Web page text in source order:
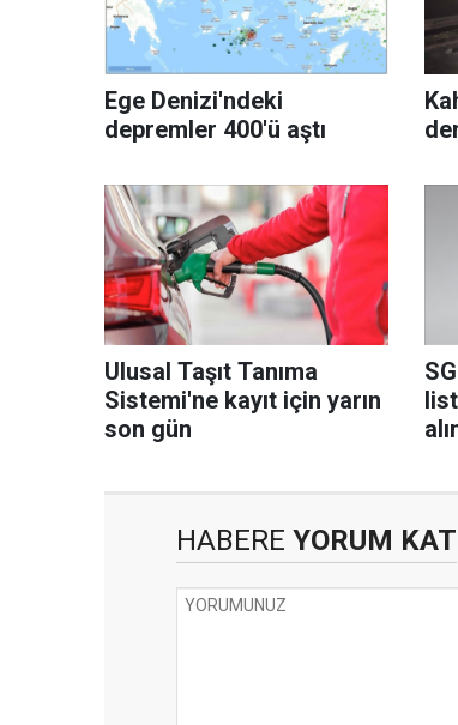
Ege Denizi'ndeki
depremler 400'ü aştı
Ulusal Taşıt Tanıma
Sistemi'ne kayıt için yarın
son gün
HABERE YORUM KAT